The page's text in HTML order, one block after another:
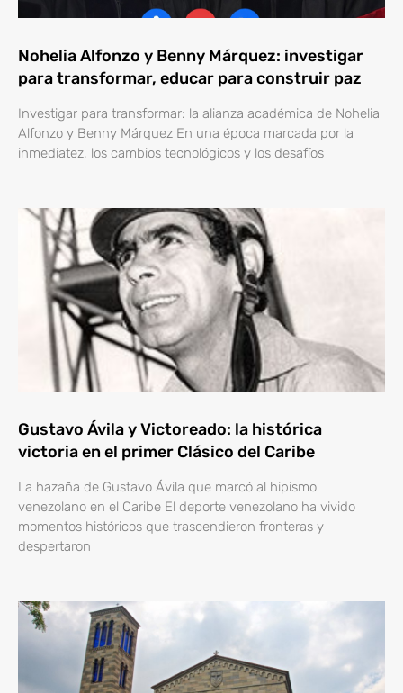
Nohelia Alfonzo y Benny Márquez: investigar
para transformar, educar para construir paz
Investigar para transformar: la alianza académica de Nohelia
Alfonzo y Benny Márquez En una época marcada por la
inmediatez, los cambios tecnológicos y los desafíos
Gustavo Ávila y Victoreado: la histórica
victoria en el primer Clásico del Caribe
La hazaña de Gustavo Ávila que marcó al hipismo
venezolano en el Caribe El deporte venezolano ha vivido
momentos históricos que trascendieron fronteras y
despertaron